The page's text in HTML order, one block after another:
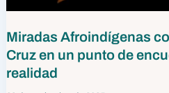
Miradas Afroindígenas
Cruz en un punto de
realidad